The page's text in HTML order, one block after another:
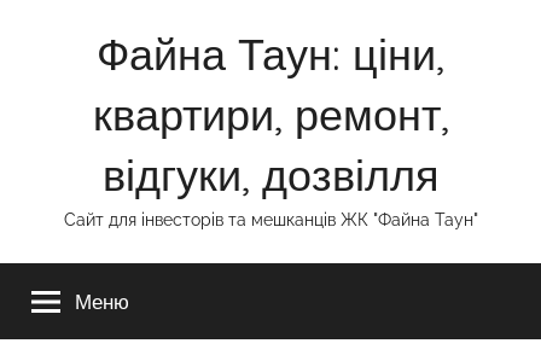
Файна Таун: ціни,
квартири, ремонт,
відгуки, дозвілля
Сайт для інвесторів та мешканців ЖК "Файна Таун"
Меню